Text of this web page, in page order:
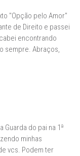
"Opção pelo Amor"
de Direito e passei
encontrando
sempre. Abraços,
Guarda do pai na 1ª
minhas
vcs. Podem ter